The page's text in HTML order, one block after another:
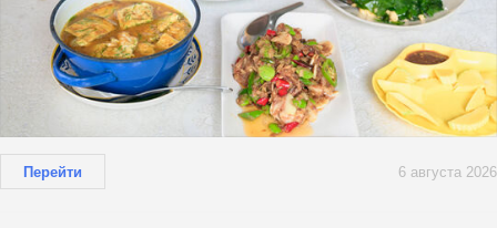
Перейти 6 августа 2026